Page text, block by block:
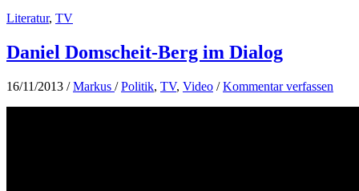
Literatur, TV
Daniel Domscheit-Berg im Dialog
16/11/2013 /Markus /Politik, TV, Video /Kommentar verfassen